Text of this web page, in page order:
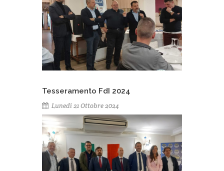
Tesseramento FdI 2024
Lunedì 21 Ottobre 2024